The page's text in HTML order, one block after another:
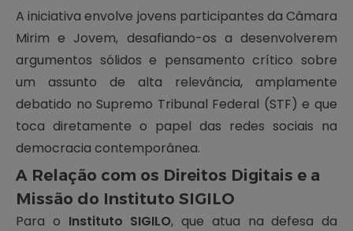
A iniciativa envolve jovens participantes da Câmara
Mirim e Jovem, desafiando-os a desenvolverem
argumentos sólidos e pensamento crítico sobre
um assunto de alta relevância, amplamente
debatido no Supremo Tribunal Federal (STF) e que
toca diretamente o papel das redes sociais na
democracia contemporânea.
A Relação com os Direitos Digitais e a
Missão do Instituto SIGILO
Para o Instituto SIGILO, que atua na defesa da